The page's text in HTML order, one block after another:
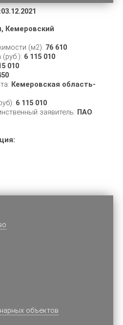
Кемеровский
(м2): 76 610
6 115 010
010
Кемеровская область-
6 115 010
заявитель: ПАО
объектов